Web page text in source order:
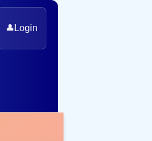
👤Login